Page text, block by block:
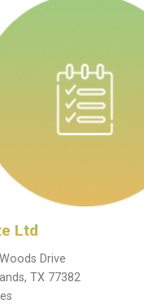
Ltd
Drive
TX 77382